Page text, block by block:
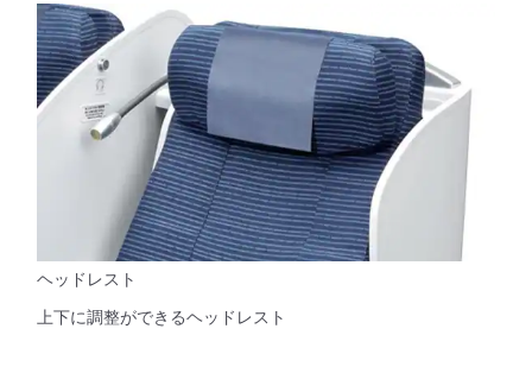
ヘッドレスト
上下に調整ができるヘッドレスト